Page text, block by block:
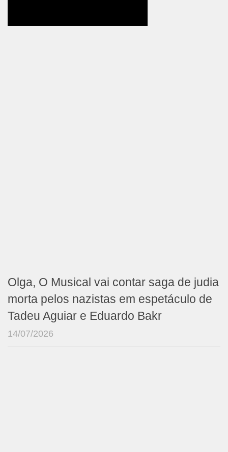
Olga, O Musical vai contar saga de judia
morta pelos nazistas em espetáculo de
Tadeu Aguiar e Eduardo Bakr
14/07/2026